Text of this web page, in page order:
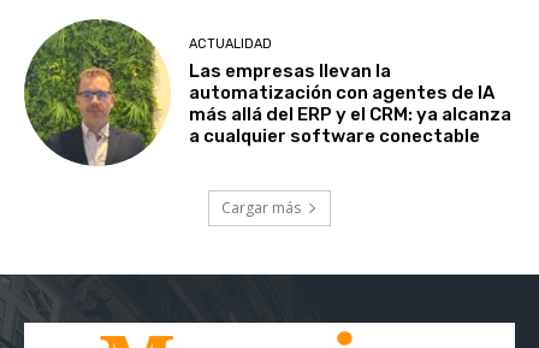
ACTUALIDAD
Las empresas llevan la
automatización con agentes de IA
más allá del ERP y el CRM: ya alcanza
a cualquier software conectable
Cargar más